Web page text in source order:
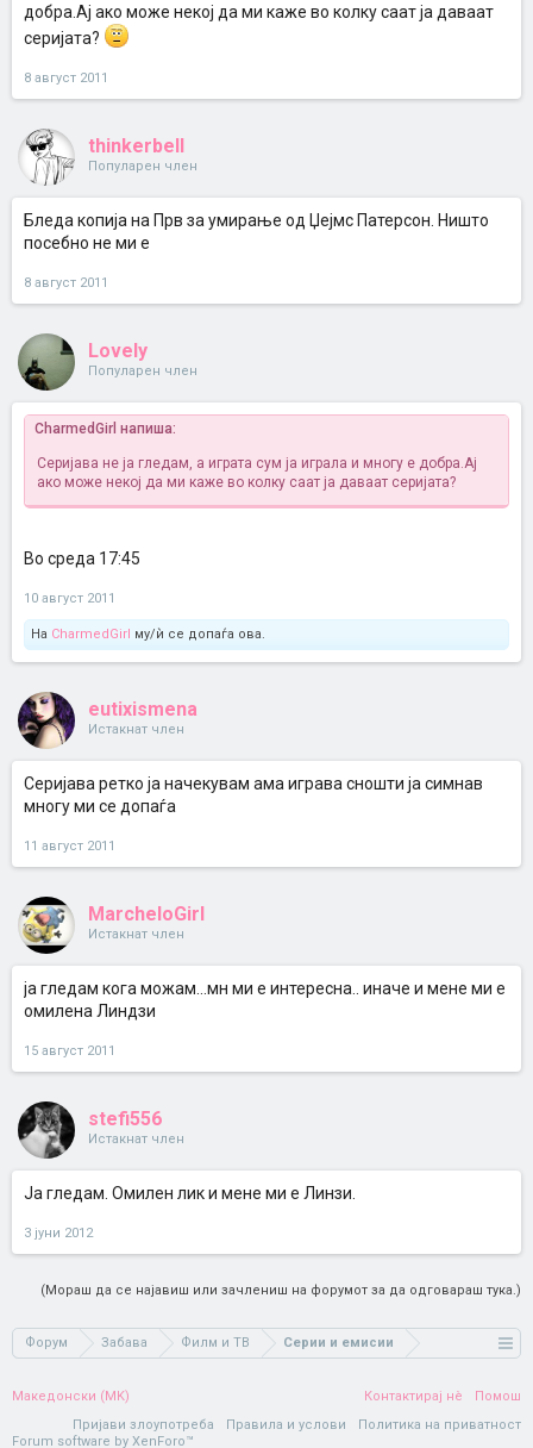
добра.Ај ако може некој да ми каже во колку саат ја даваат
серијата?
8 август 2011
thinkerbell
Популарен член
Бледа копија на Прв за умирање од Џејмс Патерсон. Ништо
посебно не ми е
8 август 2011
Lovely
Популарен член
CharmedGirl напиша:
Серијава не ја гледам, а играта сум ја играла и многу е добра.Ај
ако може некој да ми каже во колку саат ја даваат серијата?
Во среда 17:45
10 август 2011
На CharmedGirl му/ѝ се допаѓа ова.
eutixismena
Истакнат член
Серијава ретко ја начекувам ама играва сношти ја симнав
многу ми се допаѓа
11 август 2011
MarcheloGirl
Истакнат член
ја гледам кога можам...мн ми е интересна.. иначе и мене ми е
омилена Линдзи
15 август 2011
stefi556
Истакнат член
Ја гледам. Омилен лик и мене ми е Линзи.
3 јуни 2012
(Мораш да се најавиш или зачлениш на форумот за да одговараш тука.)
Форум Забава Филм и ТВ Серии и емисии
Македонски (MK) Контактирај нè
Помош
Пријави злоупотреба
Правила и услови
Политика на приватност
Forum software by XenForo™